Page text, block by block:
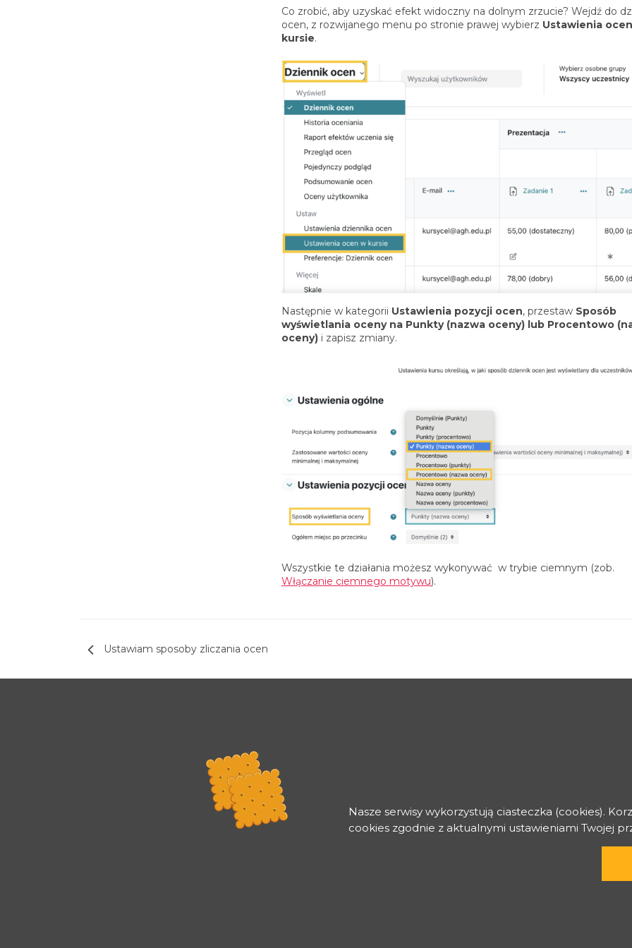
Co zrobić, aby uzyskać efekt widoczny na dolnym zrzucie? Wejdź do
ocen, z rozwijanego menu po stronie prawej wybierz Ustawienia
kursie.
Następnie w kategorii Ustawienia pozycji ocen, przestaw Sposób
wyświetlania oceny na Punkty (nazwa oceny) lub Procentowo
oceny) i zapisz zmiany.
Wszystkie te działania możesz wykonywać w trybie ciemnym (zob.
Włączanie ciemnego motywu).
Ustawiam sposoby zliczania ocen
Nasze serwisy wykorzystują ciasteczka (cookies).
cookies zgodnie z aktualnymi ustawieniami Twojej